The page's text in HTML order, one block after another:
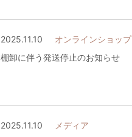
2025.11.10
オンラインショップ
棚卸に伴う発送停止のお知らせ
2025.11.10
メディア